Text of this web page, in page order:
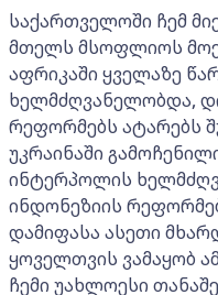
საქართველოში ჩემ
მთელს მსოფლიოს
აფრიკაში ყველაზე
ხელმძღვანელობდა,
რეფორმებს ატარებს
უკრაინაში
ინტერპოლის
ინდონეზიის
დამიფასა ასეთი
ყოველთვის ვამაყობ
ჩემი უახლოესი